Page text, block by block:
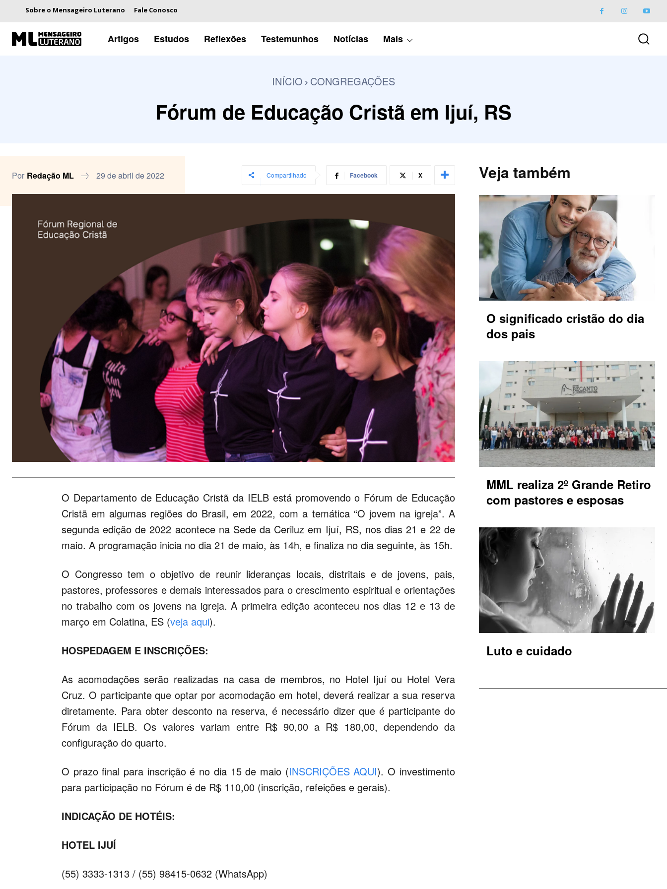
Sobre o Mensageiro Luterano Fale Conosco
Artigos Estudos Reflexões Testemunhos Notícias Mais
INÍCIO CONGREGAÇÕES
Fórum de Educação Cristã em Ijuí, RS
Por Redação ML 29 de abril de 2022 Compartilhado Facebook X
O Departamento de Educação Cristã da IELB está promovendo o Fórum de Educação
Cristã em algumas regiões do Brasil, em 2022, com a temática “O jovem na igreja”. A
segunda edição de 2022 acontece na Sede da Ceriluz em Ijuí, RS, nos dias 21 e 22 de
maio. A programação inicia no dia 21 de maio, às 14h, e finaliza no dia seguinte, às 15h.
O Congresso tem o objetivo de reunir lideranças locais, distritais e de jovens, pais,
pastores, professores e demais interessados para o crescimento espiritual e orientações
no trabalho com os jovens na igreja. A primeira edição aconteceu nos dias 12 e 13 de
março em Colatina, ES (veja aqui).
HOSPEDAGEM E INSCRIÇÕES:
As acomodações serão realizadas na casa de membros, no Hotel Ijuí ou Hotel Vera
Cruz. O participante que optar por acomodação em hotel, deverá realizar a sua reserva
diretamente. Para obter desconto na reserva, é necessário dizer que é participante do
Fórum da IELB. Os valores variam entre R$ 90,00 a R$ 180,00, dependendo da
configuração do quarto.
O prazo final para inscrição é no dia 15 de maio (INSCRIÇÕES AQUI). O investimento
para participação no Fórum é de R$ 110,00 (inscrição, refeições e gerais).
INDICAÇÃO DE HOTÉIS:
HOTEL IJUÍ
(55) 3333-1313 / (55) 98415-0632 (WhatsApp)
Veja também
O significado cristão do dia
dos pais
MML realiza 2º Grande Retiro
com pastores e esposas
Luto e cuidado